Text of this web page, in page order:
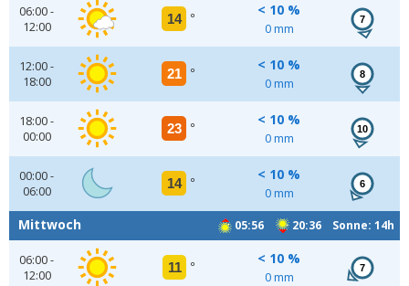
06:00 -
12:00
14 °
< 10 %
0 mm
7
12:00 -
18:00
21 °
< 10 %
0 mm
8
18:00 -
00:00
23 °
< 10 %
0 mm
10
00:00 -
06:00
14 °
< 10 %
0 mm
6
05:56 20:36 Sonne: 14h
Mittwoch
06:00 -
12:00
11 °
< 10 %
0 mm
7